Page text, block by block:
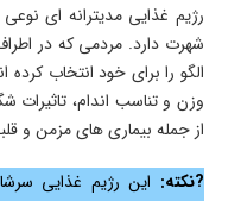
رژیم غذایی مدیترانه ای نوعی
شهرت دارد. مردمی که در
الگو را برای خود انتخاب
وزن و تناسب اندام، تاثیرات
از جمله بیماری های مزمن و
?نکته: این رژیم غذایی